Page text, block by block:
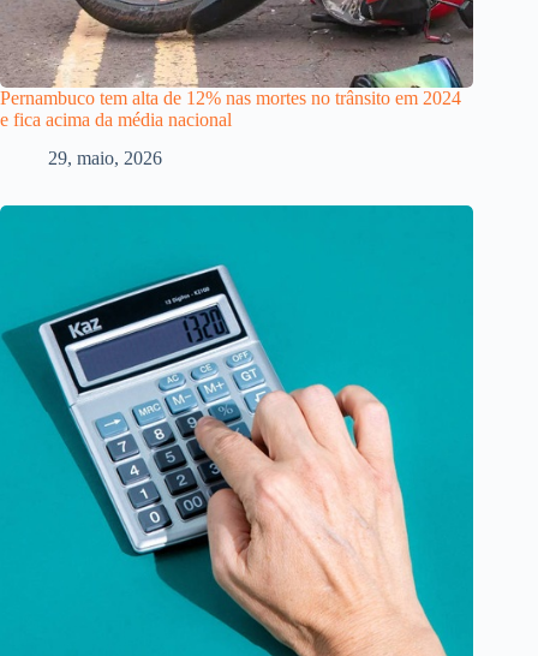
Pernambuco tem alta de 12% nas mortes no trânsito em 2024
e fica acima da média nacional
29, maio, 2026